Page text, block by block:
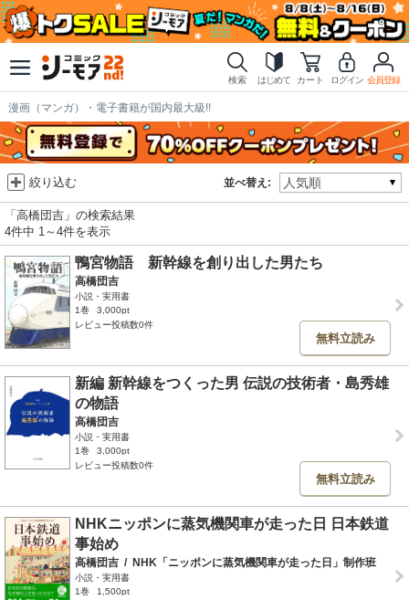
検索 はじめて カート ログイン 会員登録
漫画（マンガ）・電子書籍が国内最大級!!
並べ替え:
絞り込む
「高橋団吉」の検索結果
4件中 1～4件を表示
鴨宮物語 新幹線を創り出した男たち
高橋団吉
小説・実用書
1巻
3,000pt
レビュー投稿数0件
無料立読み
新編 新幹線をつくった男 伝説の技術者・島秀雄
の物語
高橋団吉
小説・実用書
1巻
3,000pt
レビュー投稿数0件
無料立読み
NHKニッポンに蒸気機関車が走った日 日本鉄道
事始め
高橋団吉 / NHK「ニッポンに蒸気機関車が走った日」制作班
小説・実用書
1巻
1,500pt